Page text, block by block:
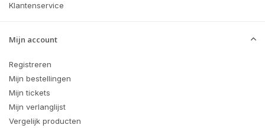
Klantenservice
Mijn account
Registreren
Mijn bestellingen
Mijn tickets
Mijn verlanglijst
Vergelijk producten